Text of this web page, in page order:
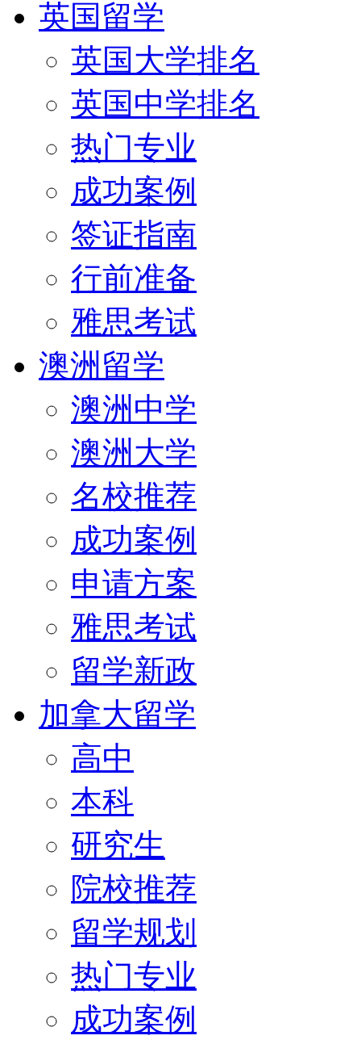
英国留学
英国大学排名
英国中学排名
热门专业
成功案例
签证指南
行前准备
雅思考试
澳洲留学
澳洲中学
澳洲大学
名校推荐
成功案例
申请方案
雅思考试
留学新政
加拿大留学
高中
本科
研究生
院校推荐
留学规划
热门专业
成功案例